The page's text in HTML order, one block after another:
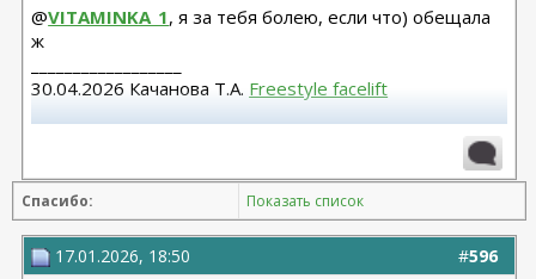
@VITAMINKA_1, я за тебя болею, если что) обещала
ж
30.04.2026 Качанова Т.А. Freestyle facelift
Спасибо: Показать список
#596
17.01.2026, 18:50